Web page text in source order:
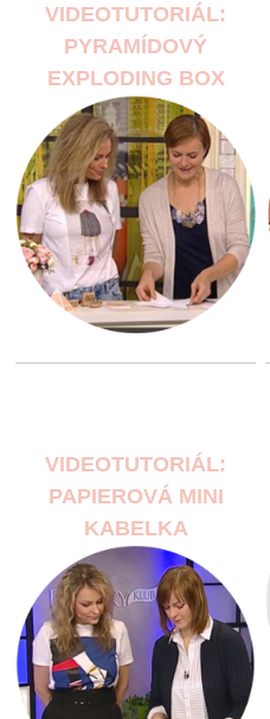
VIDEOTUTORIÁL:
PYRAMÍDOVÝ
EXPLODING BOX
VIDEOTUTORIÁL:
PAPIEROVÁ MINI
KABELKA